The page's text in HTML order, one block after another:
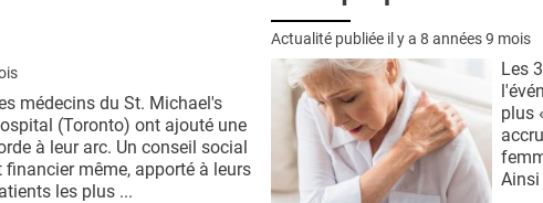
médecins du St. Michael's
(Toronto) ont ajouté une
à leur arc. Un conseil social
financier même, apporté à leurs
les plus ...
Actualité publiée il y a 8 années 9 mois
Les
plus
Ainsi